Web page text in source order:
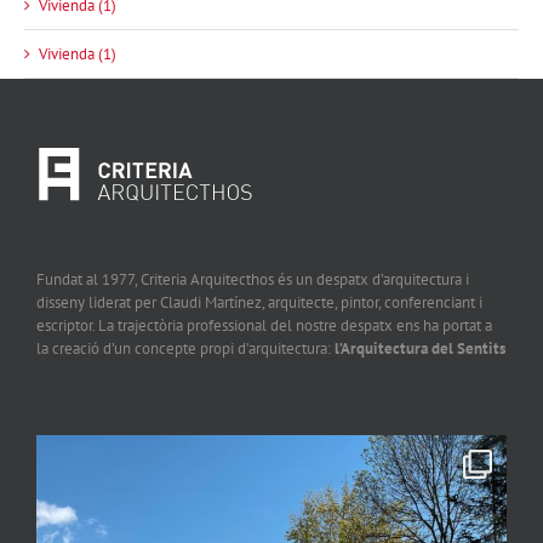
Vivienda (1)
Vivienda (1)
Fundat al 1977, Criteria Arquitecthos és un despatx d’arquitectura i
disseny liderat per Claudi Martínez, arquitecte, pintor, conferenciant i
escriptor. La trajectòria professional del nostre despatx ens ha portat a
la creació d’un concepte propi d’arquitectura: l’Arquitectura del Sentits